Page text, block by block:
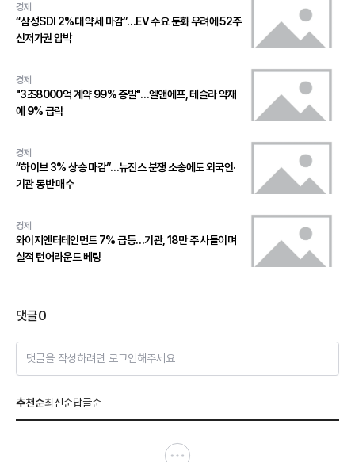
경제
“삼성SDI 2%대 약세 마감”…EV 수요 둔화 우려에 52주
신저가권 압박
경제
"3조8000억 계약 99% 증발"…엘앤에프, 테슬라 악재
에 9% 급락
경제
“하이브 3% 상승 마감”…뉴진스 분쟁 소송에도 외국인·
기관 동반 매수
경제
와이지엔터테인먼트 7% 급등…기관, 18만 주 사들이며
실적 턴어라운드 베팅
댓글0
댓글을 작성하려면 로그인해주세요
추천순최신순답글순